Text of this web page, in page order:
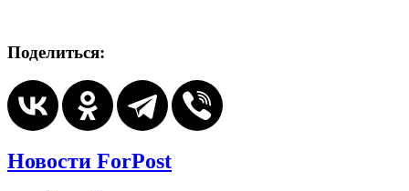
Поделиться:
Новости ForPost